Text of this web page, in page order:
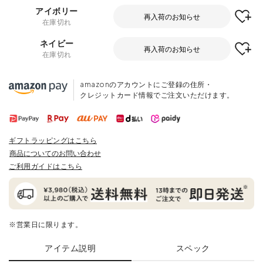
アイボリー
在庫切れ
再入荷のお知らせ
ネイビー
在庫切れ
再入荷のお知らせ
amazonのアカウントにご登録の住所・
クレジットカード情報でご注文いただけます。
ギフトラッピングはこちら
商品についてのお問い合わせ
ご利用ガイドはこちら
※営業日に限ります。
アイテム説明 スペック